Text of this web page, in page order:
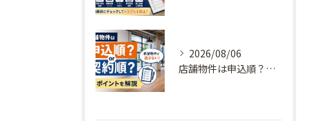
2026/08/06
店舗物件は申込順？契約順？希望物件を逃さないためのポイントを解説